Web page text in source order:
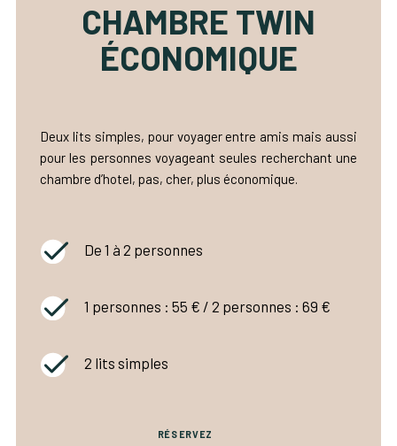
CHAMBRE TWIN
ÉCONOMIQUE
Deux lits simples, pour voyager entre amis mais aussi
pour les personnes voyageant seules recherchant une
chambre d’hotel, pas, cher, plus économique.
De 1 à 2 personnes
1 personnes : 55 € / 2 personnes : 69 €
2 lits simples
RÉSERVEZ